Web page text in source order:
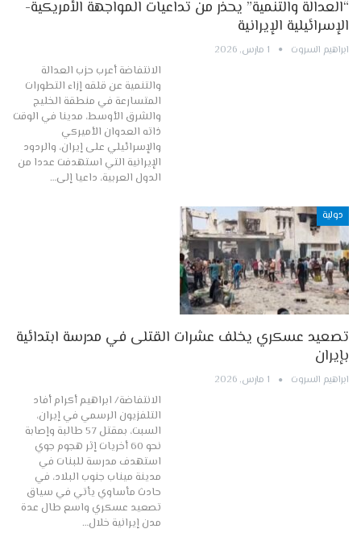
“العدالة والتنمية” يحذر من تداعيات المواجهة الأمريكية-
الإسرائيلية الإيرانية
ابراهيم السروت 1 مارس, 2026
الانتفاضة أعرب حزب العدالة
والتنمية عن قلقه إزاء التطورات
المتسارعة في منطقة الخليج
والشرق الأوسط، مدينا في الوقت
ذاته العدوان الأميركي
والإسرائيلي على إيران، والردود
الإيرانية التي استهدفت عددا من
الدول العربية، داعيا إلى…
دولية
تصعيد عسكري يخلف عشرات القتلى في مدرسة ابتدائية
بإيران
ابراهيم السروت 1 مارس, 2026
الانتفاضة/ ابراهيم أكرام أفاد
التلفزيون الرسمي في إيران،
السبت، بمقتل 57 طالبة وإصابة
نحو 60 أخريات إثر هجوم جوي
استهدف مدرسة للبنات في
مدينة ميناب جنوب البلاد، في
حادث مأساوي يأتي في سياق
تصعيد عسكري واسع طال عدة
مدن إيرانية خلال…